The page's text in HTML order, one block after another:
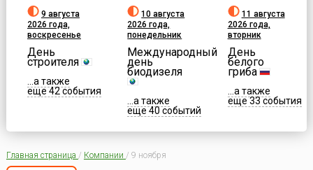
9 августа
2026 года,
воскресенье
День
строителя
...а также
еще 42 события
10 августа
2026 года,
понедельник
Международный
день
биодизеля
...а также
еще 40 событий
11 августа
2026 года,
вторник
День
белого
гриба
...а также
еще 33 события
Главная страница / Компании / 9 ноября